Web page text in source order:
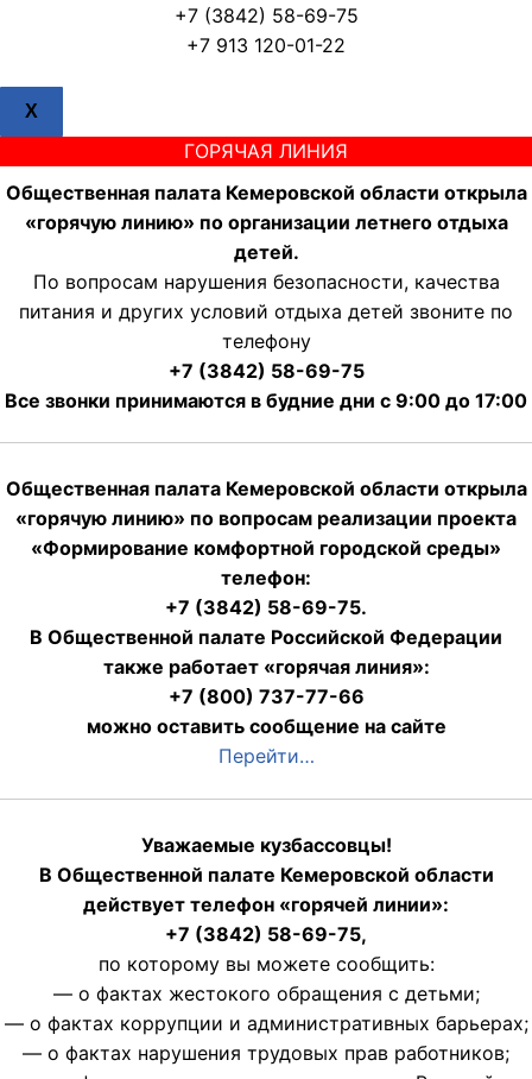
+7 (3842) 58-69-75
+7 913 120-01-22
X
ГОРЯЧАЯ ЛИНИЯ
Общественная палата Кемеровской области открыла
«горячую линию» по организации летнего отдыха
детей.
По вопросам нарушения безопасности, качества
питания и других условий отдыха детей звоните по
телефону
+7 (3842) 58-69-75
Все звонки принимаются в будние дни с 9:00 до 17:00
Общественная палата Кемеровской области открыла
«горячую линию» по вопросам реализации проекта
«Формирование комфортной городской среды»
телефон:
+7 (3842) 58-69-75.
В Общественной палате Российской Федерации
также работает «горячая линия»:
+7 (800) 737-77-66
можно оставить сообщение на сайте
Перейти…
Уважаемые кузбассовцы!
В Общественной палате Кемеровской области
действует телефон «горячей линии»:
+7 (3842) 58-69-75,
по которому вы можете сообщить:
— о фактах жестокого обращения с детьми;
— о фактах коррупции и административных барьерах;
— о фактах нарушения трудовых прав работников;